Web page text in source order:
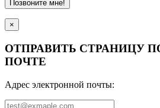
Позвоните мне!
×
ОТПРАВИТЬ СТРАНИЦУ
ПОЧТЕ
Адрес электронной почты: